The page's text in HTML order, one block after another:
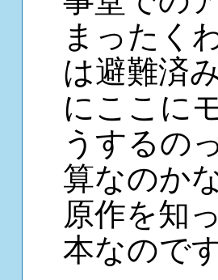
まったく
は避難済
にここに
うするの
算なのか
原作を知
本なので